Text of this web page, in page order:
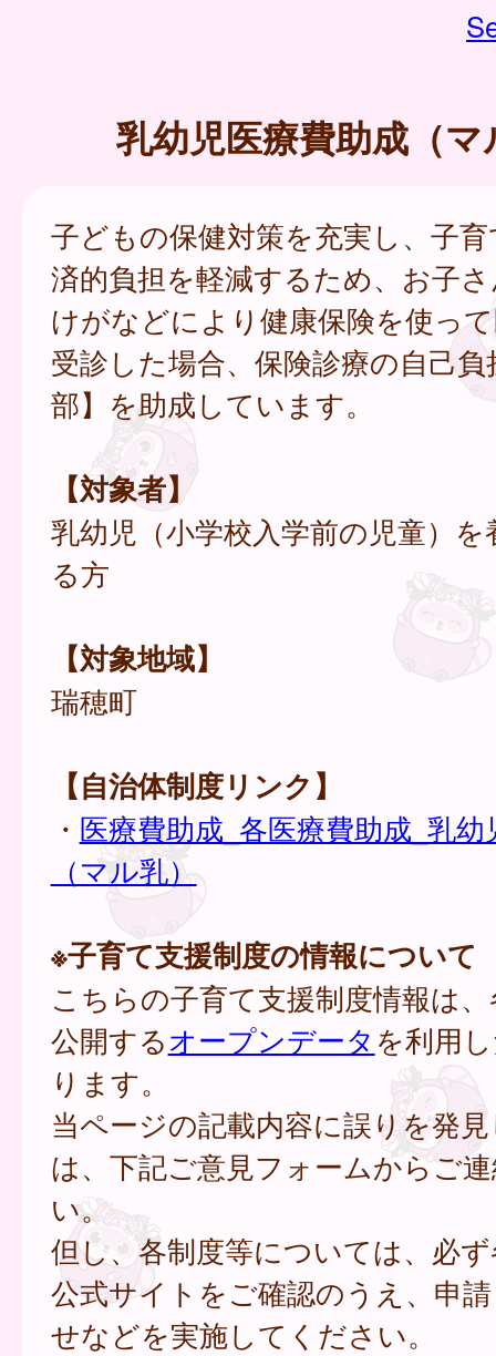
乳幼児医療費助成（マ
子どもの保健対策を充実し、子
済的負担を軽減するため、お子
けがなどにより健康保険を使っ
受診した場合、保険診療の自己
部】を助成しています。
【対象者】
乳幼児（小学校入学前の児童）
る方
【対象地域】
瑞穂町
【自治体制度リンク】
・ 医療費助成_各医療費助成_乳
（マル乳）
※子育て支援制度の情報について
こちらの子育て支援制度情報は
公開するオープンデータ を利用
ります。
当ページの記載内容に誤りを発
は、下記ご意見フォームからご
い。
但し、各制度等については、必
公式サイトをご確認のうえ、申
せなどを実施してください。